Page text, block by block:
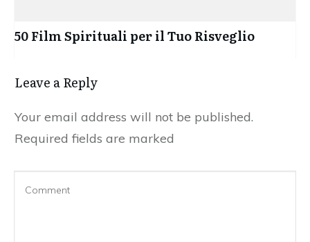
50 Film Spirituali per il Tuo Risveglio
Leave a Reply
Your email address will not be published.
Required fields are marked